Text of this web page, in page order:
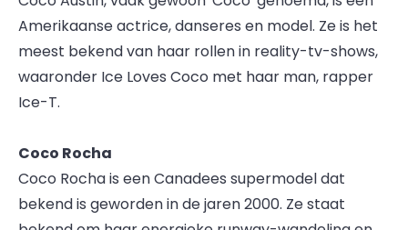
Amerikaanse actrice, danseres en model. Ze is het
meest bekend van haar rollen in reality-tv-shows,
waaronder Ice Loves Coco met haar man, rapper
Ice-T.
Coco Rocha
Coco Rocha is een Canadees supermodel dat
bekend is geworden in de jaren 2000. Ze staat